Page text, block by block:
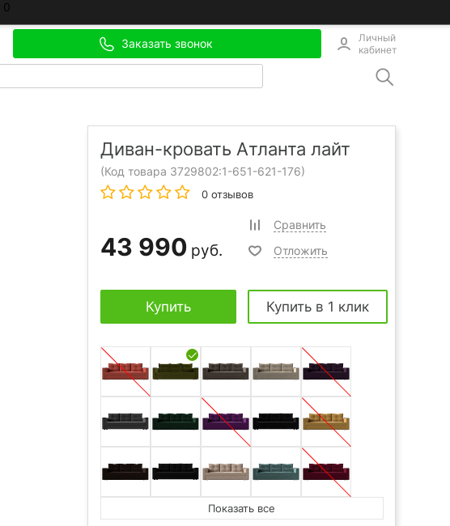
0
Заказать звонок
Личный
кабинет
Диван-кровать Атланта лайт
(Код товара 3729802:1-651-621-176)
0 отзывов
43 990 руб.
Сравнить
Отложить
Купить Купить в 1 клик
Показать все